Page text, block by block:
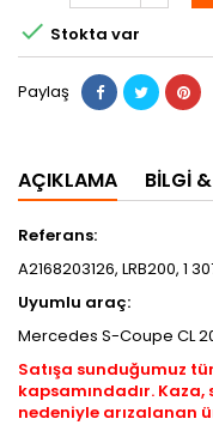
 Stokta var
Paylaş
AÇIKLAMA BILGI
Referans:
A2168203126, LRB200, 1
Uyumlu araç:
Mercedes S-Coupe CL
Satışa sunduğumuz
kapsamındadır. Kaza,
nedeniyle arızalanan